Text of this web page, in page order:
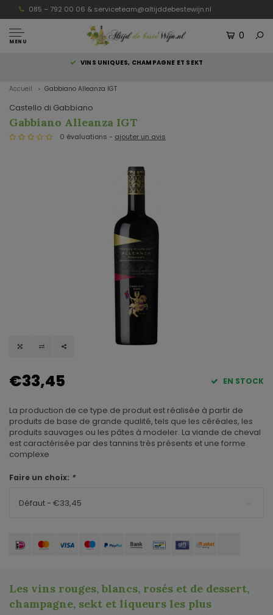
085 – 792 00 06 & serviceteam@altijddebestewijn.nl
MENU
0
VINS UNIQUES, CHAMPAGNE ET SEKT
Accueil Gabbiano Alleanza IGT
Castello di Gabbiano
Gabbiano Alleanza IGT
0 évaluations - ajouter un avis
€33,45 EN STOCK
La production de ce type de produit est réalisée à partir de
produits de base de grande qualité, tels que les céréales, les
produits sauvages ou les pâtes à modeler. La viande de cheval
est caractérisée par des tannins très présents et une forme
complexe
Faire un choix: *
Défaut - €33,45
Les vins rouges, blancs, rosés et de dessert,
champagne, sekt et liqueurs les plus